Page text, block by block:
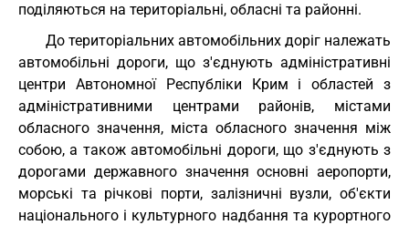
поділяються на територіальні, обласні та районні.
До територіальних автомобільних доріг належать
автомобільні дороги, що з'єднують адміністративні
центри Автономної Республіки Крим і областей з
адміністративними центрами районів, містами
обласного значення, міста обласного значення між
собою, а також автомобільні дороги, що з'єднують з
дорогами державного значення основні аеропорти,
морські та річкові порти, залізничні вузли, об'єкти
національного і культурного надбання та курортного